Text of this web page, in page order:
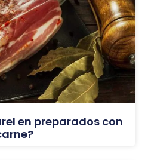
en preparados con